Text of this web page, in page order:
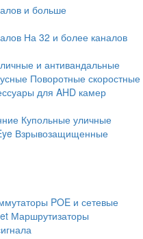
и больше
На 32 и более каналов
и антивандальные
Поворотные скоростные
для AHD камер
Купольные уличные
Взрывозащищенные
POE и сетевые
Маршрутизаторы